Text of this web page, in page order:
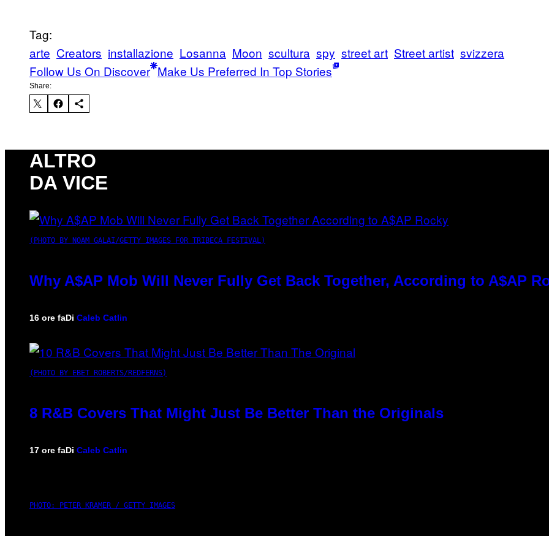
Tag:
arte Creators installazione Losanna Moon scultura spy street art Street artist svizzera
Follow Us On Discover Make Us Preferred In Top Stories
Share:
ALTRO
DA VICE
(PHOTO BY NOAM GALAI/GETTY IMAGES FOR TRIBECA FESTIVAL)
Why A$AP Mob Will Never Fully Get Back Together, According to A$AP
16 ore faDi Caleb Catlin
(PHOTO BY EBET ROBERTS/REDFERNS)
8 R&B Covers That Might Just Be Better Than the Originals
17 ore faDi Caleb Catlin
PHOTO: PETER KRAMER / GETTY IMAGES